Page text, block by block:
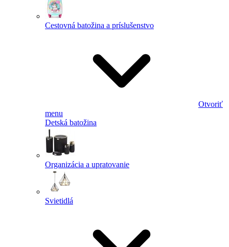
Cestovná batožina a príslušenstvo
Otvoriť
menu
Detská batožina
Organizácia a upratovanie
Svietidlá